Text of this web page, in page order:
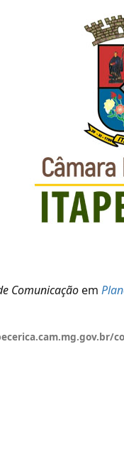
Comunicaçãoem